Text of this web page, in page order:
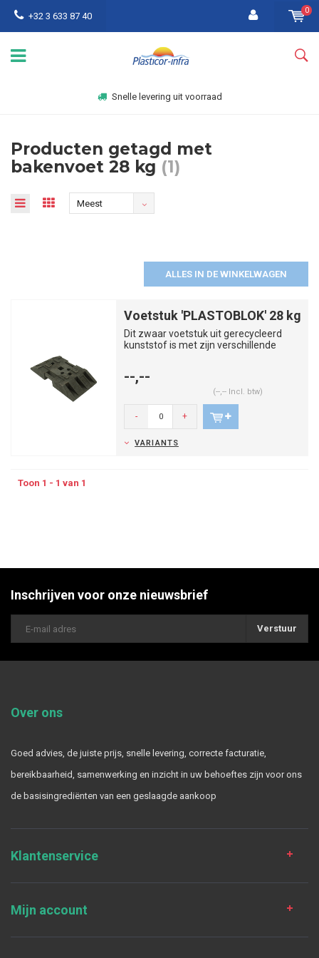
+32 3 633 87 40
0
Snelle levering uit voorraad
Producten getagd met
bakenvoet 28 kg (1)
Meest
ALLES IN DE WINKELWAGEN
Voetstuk 'PLASTOBLOK' 28 kg
Dit zwaar voetstuk uit gerecycleerd
kunststof is met zijn verschillende
--,--
(--,-- Incl. btw)
- +
VARIANTS
Toon 1 - 1 van 1
Inschrijven voor onze nieuwsbrief
Verstuur
Over ons
Goed advies, de juiste prijs, snelle levering, correcte facturatie,
bereikbaarheid, samenwerking en inzicht in uw behoeftes zijn voor ons
de basisingrediënten van een geslaagde aankoop
Klantenservice
Mijn account